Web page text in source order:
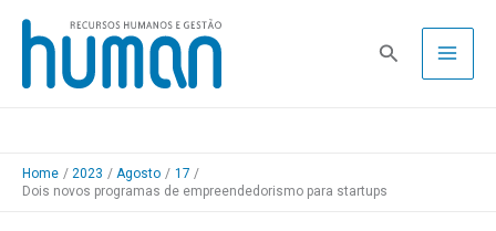
Skip
content
Pesquisa
Home 2023 Agosto
17
Dois novos programas de empreendedorismo para startups